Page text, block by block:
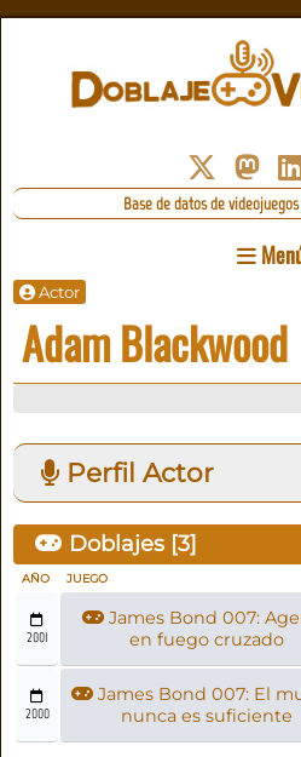
Base de datos de
Actor
Adam Blackwood
Perfil Actor
Doblajes [3]
AÑO JUEGO
2001
James Bond 007:
en fuego cruzado
2000
James Bond 007: El
nunca es suficiente